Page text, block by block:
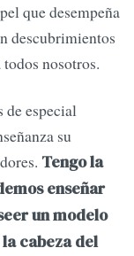
que desempeña
descubrimientos
nosotros.
de especial
su
Tengo la
enseñar
un modelo
cabeza del